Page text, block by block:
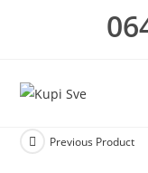
Previous Product